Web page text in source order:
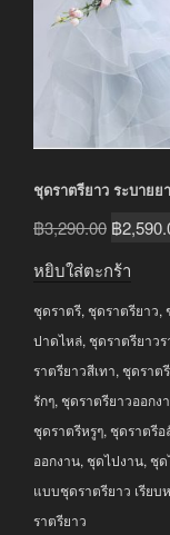
ชุดราตรียาว ระบายย
฿3,290.00 Original
฿
฿
หยิบใส่ตะกร้า
ชุดราตรี, ชุดราตรียาว,
ปาดไหล่, ชุดราตรียาว
ราตรียาวสีเทา, ชุดราต
รักๆ, ชุดราตรียาวออกง
ชุดราตรีหรูๆ, ชุดราตรีอ
ออกงาน, ชุดไปงาน, ชุด
แบบชุดราตรียาว เรียบ
ราตรียาว